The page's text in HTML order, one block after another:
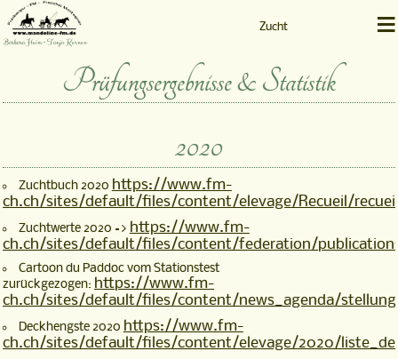
Barbara Heim • Tanja Kernen
Zucht ≡
Prüfungsergebnisse & Statistik
2020
Zuchtbuch 2020 https://www.fm-
ch.ch/sites/default/files/content/elevage/Recueil/
Zuchtwerte 2020 => https://www.fm-
ch.ch/sites/default/files/content/federation/
Cartoon du Paddoc vom Stationstest
zurückgezogen: https://www.fm-
ch.ch/sites/default/files/content/news_agenda/
Deckhengste 2020 https://www.fm-
ch.ch/sites/default/files/content/elevage/2020/